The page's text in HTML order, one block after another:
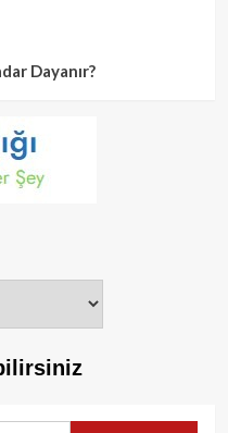
Dayanır?